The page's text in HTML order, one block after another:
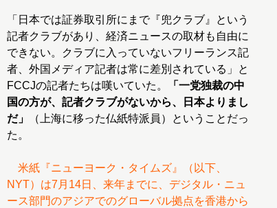
「日本では証券取引所にまで『兜クラブ』という
記者クラブがあり、経済ニュースの取材も自由に
できない。クラブに入っていないフリーランス記
者、外国メディア記者は常に差別されている」と
FCCJの記者たちは嘆いていた。
「一党独裁の中
国の方が、記者クラブがないから、日本よりまし
だ」
（上海に移った仏紙特派員）ということだっ
た。
米紙『ニューヨーク・タイムズ』（以下、
NYT）は7月14日、来年までに、デジタル・ニュ
ース部門のアジアでのグローバル拠点を香港から